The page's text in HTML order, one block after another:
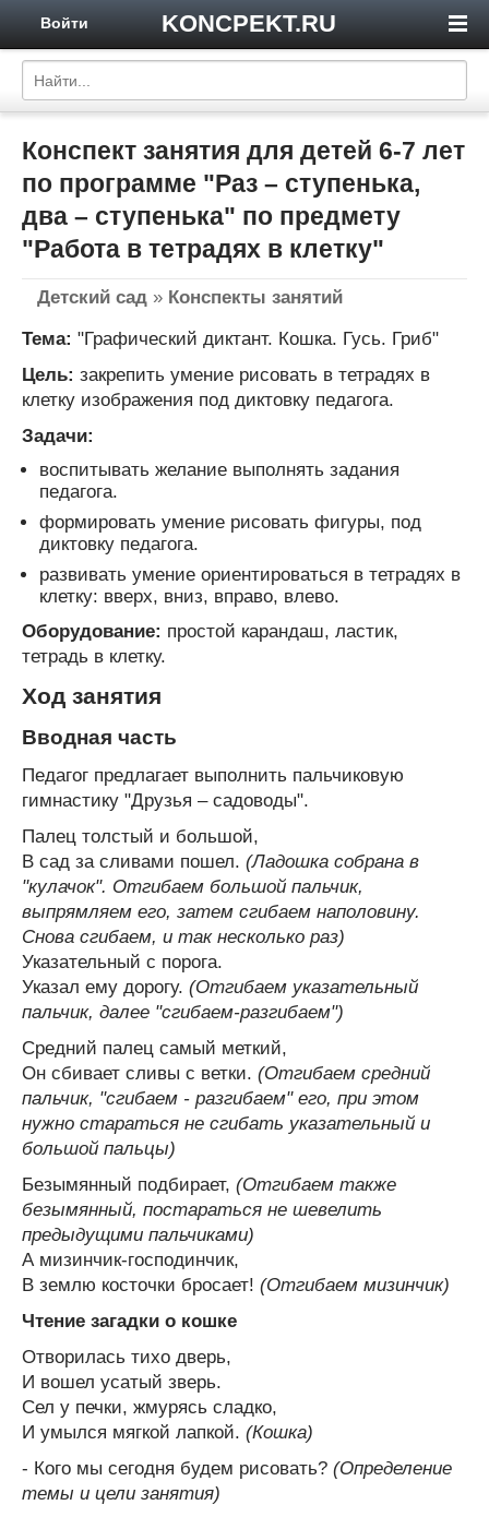
KONCPEKT.RU
Войти
Конспект занятия для детей 6-7 лет
по программе "Раз – ступенька,
два – ступенька" по предмету
"Работа в тетрадях в клетку"
Детский сад » Конспекты занятий
Тема: "Графический диктант. Кошка. Гусь. Гриб"
Цель: закрепить умение рисовать в тетрадях в
клетку изображения под диктовку педагога.
Задачи:
воспитывать желание выполнять задания
педагога.
формировать умение рисовать фигуры, под
диктовку педагога.
развивать умение ориентироваться в тетрадях в
клетку: вверх, вниз, вправо, влево.
Оборудование: простой карандаш, ластик,
тетрадь в клетку.
Ход занятия
Вводная часть
Педагог предлагает выполнить пальчиковую
гимнастику "Друзья – садоводы".
Палец толстый и большой,
В сад за сливами пошел. (Ладошка собрана в
"кулачок". Отгибаем большой пальчик,
выпрямляем его, затем сгибаем наполовину.
Снова сгибаем, и так несколько раз)
Указательный с порога.
Указал ему дорогу. (Отгибаем указательный
пальчик, далее "сгибаем-разгибаем")
Средний палец самый меткий,
Он сбивает сливы с ветки. (Отгибаем средний
пальчик, "сгибаем - разгибаем" его, при этом
нужно стараться не сгибать указательный и
большой пальцы)
Безымянный подбирает, (Отгибаем также
безымянный, постараться не шевелить
предыдущими пальчиками)
А мизинчик-господинчик,
В землю косточки бросает! (Отгибаем мизинчик)
Чтение загадки о кошке
Отворилась тихо дверь,
И вошел усатый зверь.
Сел у печки, жмурясь сладко,
И умылся мягкой лапкой. (Кошка)
- Кого мы сегодня будем рисовать? (Определение
темы и цели занятия)